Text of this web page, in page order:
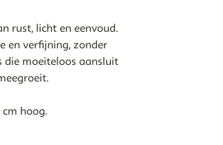
rust, licht en eenvoud.
en verfijning, zonder
die moeiteloos aansluit
hoog.